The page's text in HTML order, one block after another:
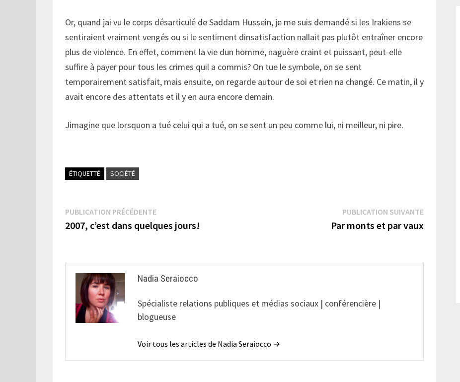
Or, quand jai vu le corps désarticulé de Saddam Hussein, je me suis demandé si les Irakiens se
sentiraient vraiment vengés ou si le sentiment dinsatisfaction nallait pas plutôt entraîner encore
plus de violence. En effet, comment la vie dun homme, naguère craint et puissant, peut-elle
suffire à payer pour tous les crimes quil a commis? On tue le symbole, on se sent
temporairement satisfait, mais ensuite, on regarde autour de soi et rien na changé. Ce matin, il y
avait encore des attentats et il y en aura encore demain.
Jimagine que lorsquon a tué celui qui a tué, on se sent un peu comme lui, ni meilleur, ni pire.
ÉTIQUETTÉ SOCIÉTÉ
Navigation
de
PUBLICATION PRÉCÉDENTEPublication
précédente :
2007, c’est dans quelques jours!
PUBLICATION SUIVANTEPublication
Par monts et par vaux
Nadia Seraiocco
Spécialiste relations publiques et médias sociaux | conférencière |
blogueuse
Voir tous les articles de Nadia Seraiocco →